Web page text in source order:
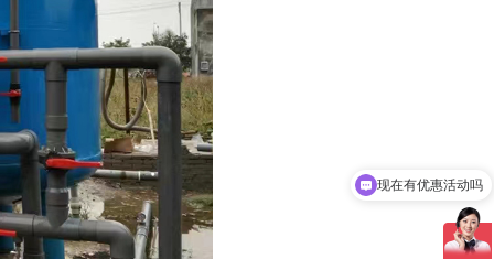
可以介绍下你们的产品么